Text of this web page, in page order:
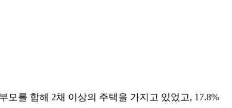
모를 합해 2채 이상의 주택을 가지고 있었고, 17.8%